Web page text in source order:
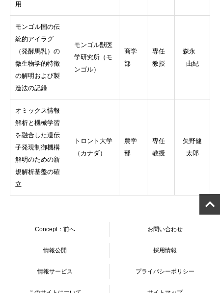
用
モンゴル国の伝
統的アイラグ
（発酵馬乳）の
微生物学的特徴
の解明および製
造法の記録
モンゴル獣医
学研究所（モ
ンゴル）
商学
部
専任
教授
森永
由紀
オミックス情報
解析と機械学習
を融合した遺伝
子発現制御機構
解明のための新
規解析基盤の確
立
トロント大学
（カナダ）
農学
部
専任
教授
矢野健
太郎
Concept：前へ お問い合わせ
情報公開 採用情報
情報サービス プライバシーポリシー